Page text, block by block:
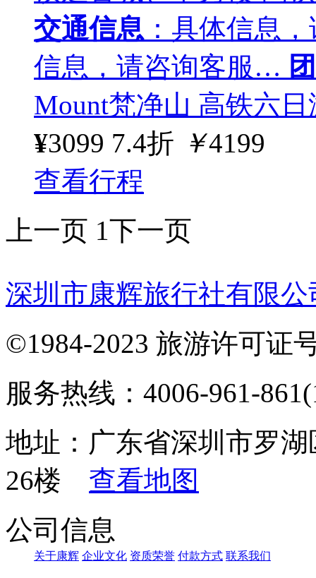
交通信息 ：具体信息
信息，请咨询客服…
Mount梵净山 高铁六日
¥3099 7.4折 ￥4199
查看行程
上一页 1下一页
深圳市康辉旅行社有限
©1984-2023 旅游许可证
服务热线：4006-961-
地址：广东省深圳市罗
26楼 查看地图
公司信息
关于康辉 企业文化 资质荣誉 付款方式 联系我们